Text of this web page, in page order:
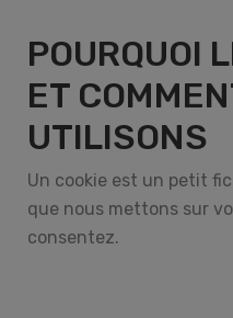
POURQUOI
ET
UTILISONS
Un cookie est un petit
que nous mettons sur
consentez.